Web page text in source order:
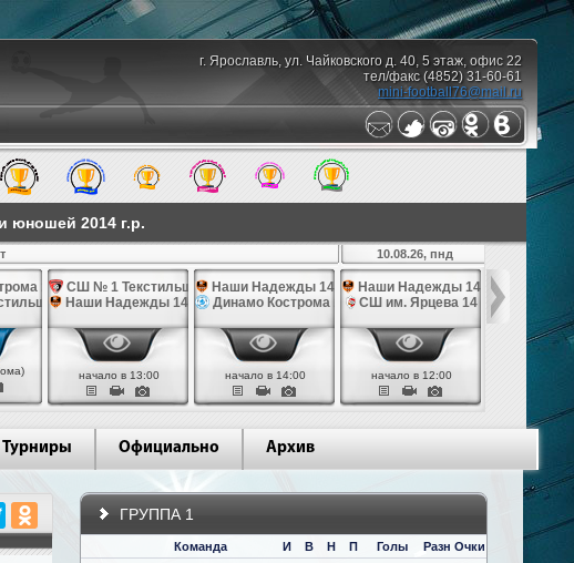
г. Ярославль, ул. Чайковского д. 40, 5 этаж, офис 22
тел/факс (4852) 31-60-61
mini-football76@mail.ru
юношей 2014 г.р.
14
14
СШ № 1 Текстильщик 14
Наши Надежды 14
начало в 13:00
Наши Надежды 14
Динамо Кострома 14
начало в 14:00
10.08.26, пнд
Наши Надежды 14
СШ им. Ярцева 14
начало в 12:00
СШ № 1
Турниры Официально Архив
ГРУППА 1
Команда И В Н П Голы Разн Очки